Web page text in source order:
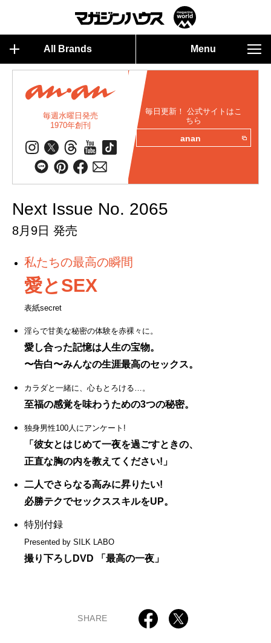
All Brands Menu
毎週水曜日発売
1970年創刊
毎日更新！ 公式サイトはこ
ちら
anan
Next Issue No. 2065
8月9日 発売
私たちの最高の瞬間
愛とSEX
表紙secret
淫らで甘美な秘密の体験を赤裸々に。
愛し合った記憶は人生の宝物。
〜告白〜みんなの生涯最高のセックス。
カラダと一緒に、心もとろける…。
至福の感覚を味わうための3つの秘密。
独身男性100人にアンケート!
「彼女とはじめて一夜を過ごすときの、
正直な胸の内を教えてください!」
二人でさらなる高みに昇りたい!
必勝テクでセックススキルをUP。
特別付録
Presented by SILK LABO
撮り下ろしDVD 「最高の一夜」
SHARE